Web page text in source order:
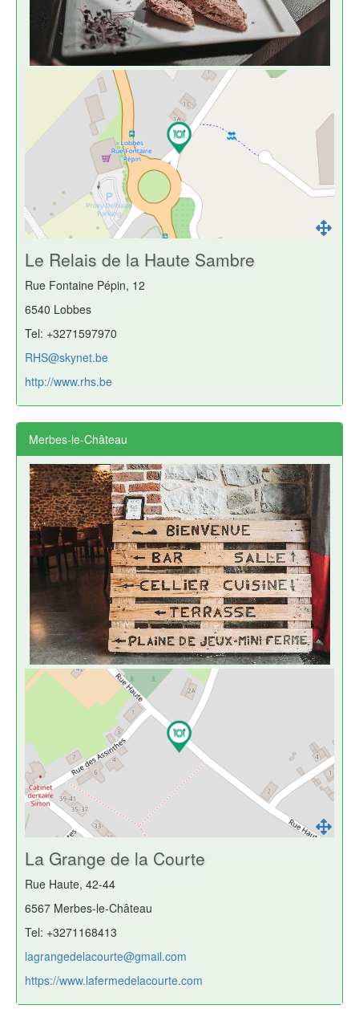
Le Relais de la Haute Sambre
Rue Fontaine Pépin, 12
6540 Lobbes
Tel: +3271597970
RHS@skynet.be
http://www.rhs.be
Merbes-le-Château
La Grange de la Courte
Rue Haute, 42-44
6567 Merbes-le-Château
Tel: +3271168413
lagrangedelacourte@gmail.com
https://www.lafermedelacourte.com